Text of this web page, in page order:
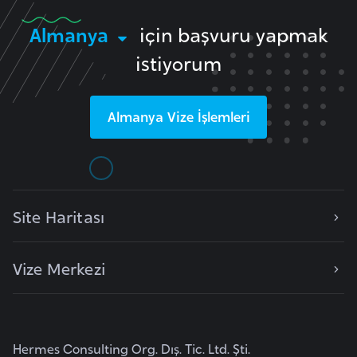
Almanya
için başvuru yapmak
istiyorum
Almanya Vize İşlemleri
Site Haritası
Vize Merkezi
Hermes Consulting Org. Dış. Tic. Ltd. Şti.
r
i
e
z
i